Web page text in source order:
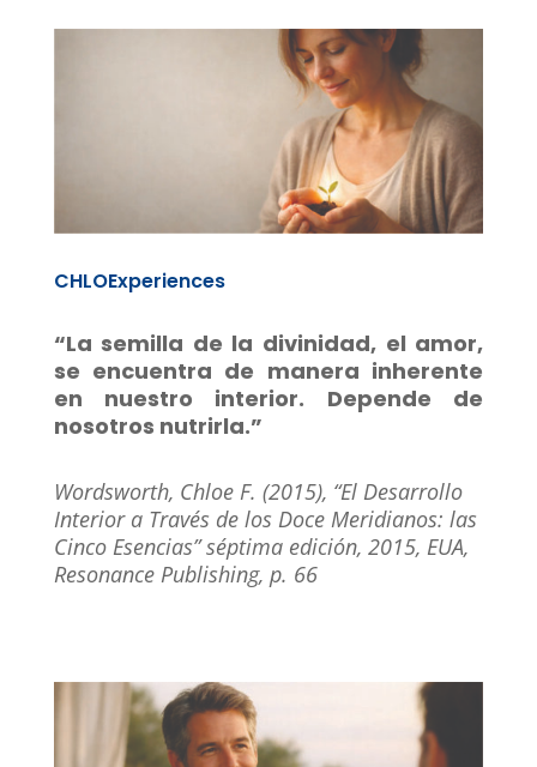
CHLOExperiences
“La semilla de la divinidad, el amor,
se encuentra de manera inherente
en nuestro interior. Depende de
nosotros nutrirla.”
Wordsworth, Chloe F. (2015), “El Desarrollo
Interior a Través de los Doce Meridianos: las
Cinco Esencias” séptima edición, 2015, EUA,
Resonance Publishing, p. 66